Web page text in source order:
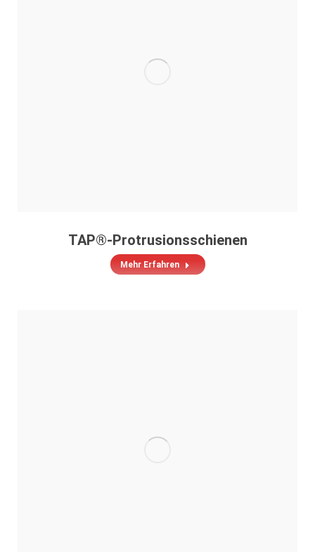
TAP®-Protrusionsschienen
Mehr Erfahren